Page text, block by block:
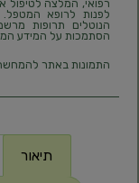
רפואי, המלצה לטיפול
לפנות לרופא המטפל.
הנוטלים תרופות
הסתמכות על המידע
התמונות באתר
תיאור